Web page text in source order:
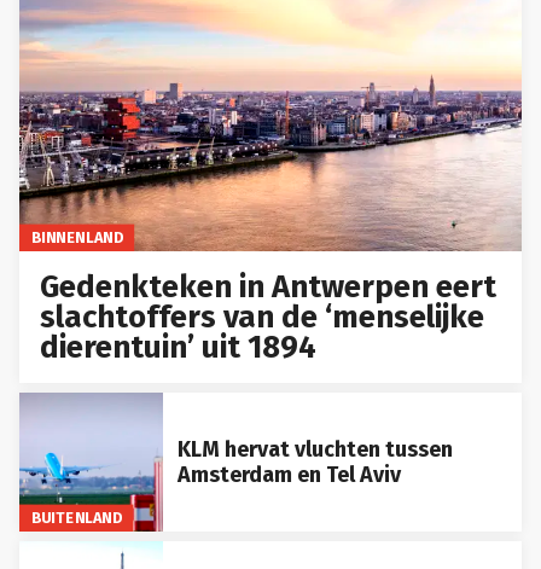
BINNENLAND
Gedenkteken in Antwerpen eert
slachtoffers van de ‘menselijke
dierentuin’ uit 1894
BUITENLAND
KLM hervat vluchten tussen
Amsterdam en Tel Aviv